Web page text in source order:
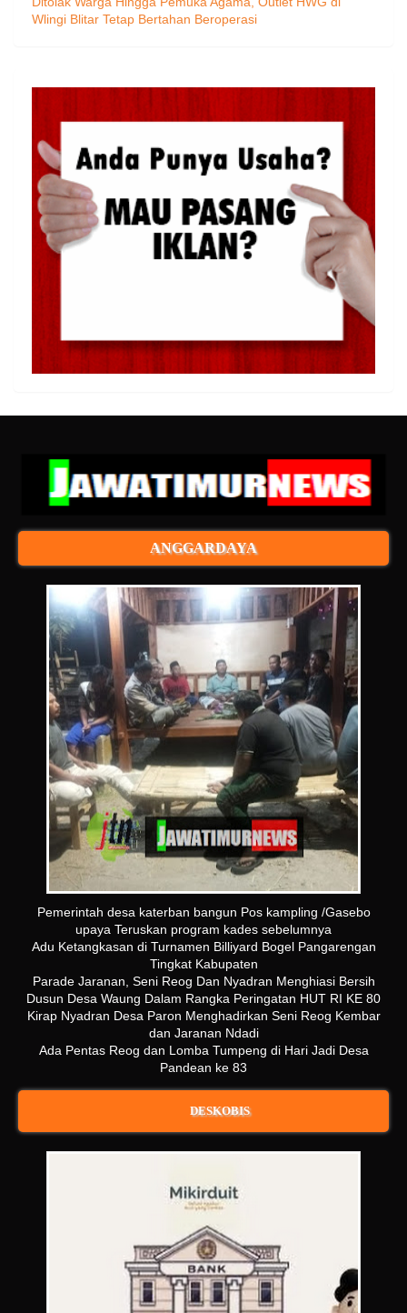
Wlingi Blitar Tetap Bertahan Beroperasi
ANGGARDAYA
Pemerintah desa katerban bangun Pos kampling /Gasebo
upaya Teruskan program kades sebelumnya
Adu Ketangkasan di Turnamen Billiyard Bogel Pangarengan
Tingkat Kabupaten
Parade Jaranan, Seni Reog Dan Nyadran Menghiasi Bersih
Dusun Desa Waung Dalam Rangka Peringatan HUT RI KE 80
Kirap Nyadran Desa Paron Menghadirkan Seni Reog Kembar
dan Jaranan Ndadi
Ada Pentas Reog dan Lomba Tumpeng di Hari Jadi Desa
Pandean ke 83
DESKOBIS